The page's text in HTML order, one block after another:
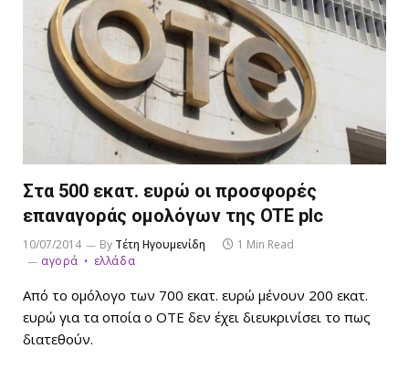
Στα 500 εκατ. ευρώ οι προσφορές
επαναγοράς ομολόγων της OTE plc
10/07/2014 By Τέτη Ηγουμενίδη
1 Min Read
αγορά
ελλάδα
Από το ομόλογο των 700 εκατ. ευρώ μένουν 200 εκατ.
ευρώ για τα οποία ο ΟΤΕ δεν έχει διευκρινίσει το πως
διατεθούν.